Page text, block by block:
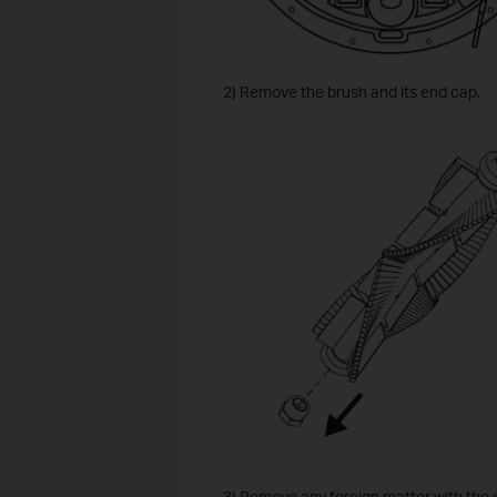
2) Remove the brush and its end cap.